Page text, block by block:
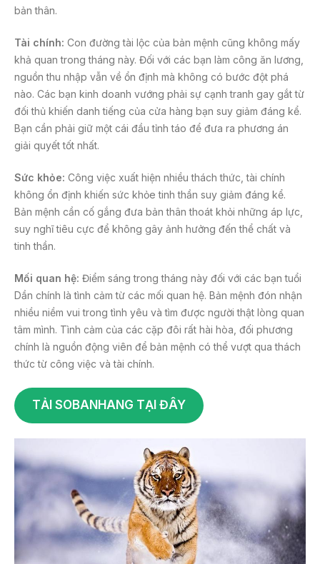
bản thân.
Tài chính: Con đường tài lộc của bản mệnh cũng không mấy
khả quan trong tháng này. Đối với các bạn làm công ăn lương,
nguồn thu nhập vẫn về ổn định mà không có bước đột phá
nào. Các bạn kinh doanh vướng phải sự cạnh tranh gay gắt từ
đối thủ khiến danh tiếng của cửa hàng bạn suy giảm đáng kể.
Bạn cần phải giữ một cái đầu tỉnh táo để đưa ra phương án
giải quyết tốt nhất.
Sức khỏe: Công việc xuất hiện nhiều thách thức, tài chính
không ổn định khiến sức khỏe tinh thần suy giảm đáng kể.
Bản mệnh cần cố gắng đưa bản thân thoát khỏi những áp lực,
suy nghĩ tiêu cực để không gây ảnh hưởng đến thể chất và
tinh thần.
Mối quan hệ: Điểm sáng trong tháng này đối với các bạn tuổi
Dần chính là tình cảm từ các mối quan hệ. Bản mệnh đón nhận
nhiều niềm vui trong tình yêu và tìm được người thật lòng quan
tâm mình. Tình cảm của các cặp đôi rất hài hòa, đối phương
chính là nguồn động viên để bản mệnh có thể vượt qua thách
thức từ công việc và tài chính.
TẢI SOBANHANG TẠI ĐÂY